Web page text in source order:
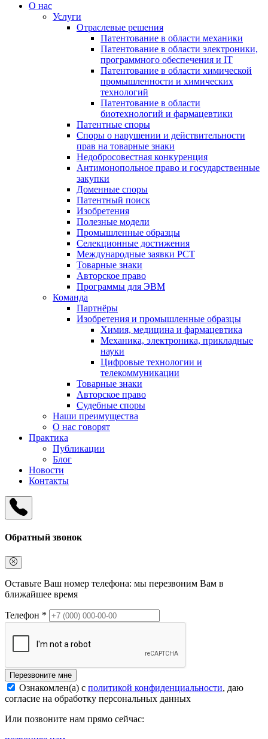
О нас
Услуги
Отраслевые решения
Патентование в области механики
Патентование в области электроники,
программного обеспечения и IT
Патентование в области химической
промышленности и химических
технологий
Патентование в области
биотехнологий и фармацевтики
Патентные споры
Споры о нарушении и действительности
прав на товарные знаки
Недобросовестная конкуренция
Антимонопольное право и государственные
закупки
Доменные споры
Патентный поиск
Изобретения
Полезные модели
Промышленные образцы
Селекционные достижения
Международные заявки PCT
Товарные знаки
Авторское право
Программы для ЭВМ
Команда
Партнёры
Изобретения и промышленные образцы
Химия, медицина и фармацевтика
Механика, электроника, прикладные
науки
Цифровые технологии и
телекоммуникации
Товарные знаки
Авторское право
Судебные споры
Наши преимущества
О нас говорят
Практика
Публикации
Блог
Новости
Контакты
Обратный звонок
Оставьте Ваш номер телефона: мы перезвоним Вам в
ближайшее время
Телефон *
Перезвоните мне
Ознакомлен(а) с политикой конфиденциальности, даю
согласие на обработку персональных данных
Или позвоните нам прямо сейчас: